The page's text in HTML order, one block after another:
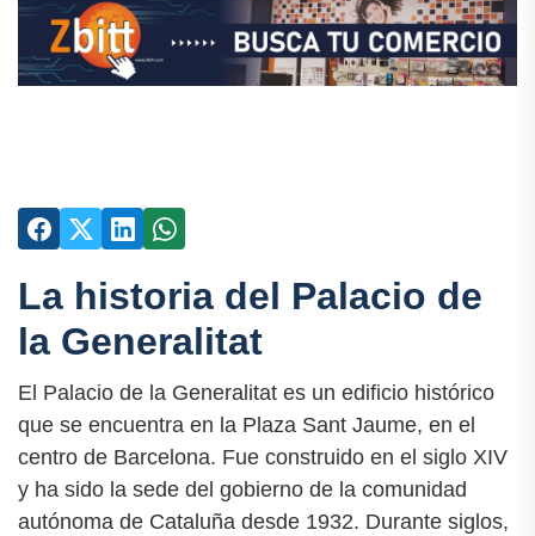
La historia del Palacio de
la Generalitat
El Palacio de la Generalitat es un edificio histórico
que se encuentra en la Plaza Sant Jaume, en el
centro de Barcelona. Fue construido en el siglo XIV
y ha sido la sede del gobierno de la comunidad
autónoma de Cataluña desde 1932. Durante siglos,